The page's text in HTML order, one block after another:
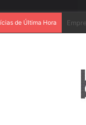
de Última Hora Em